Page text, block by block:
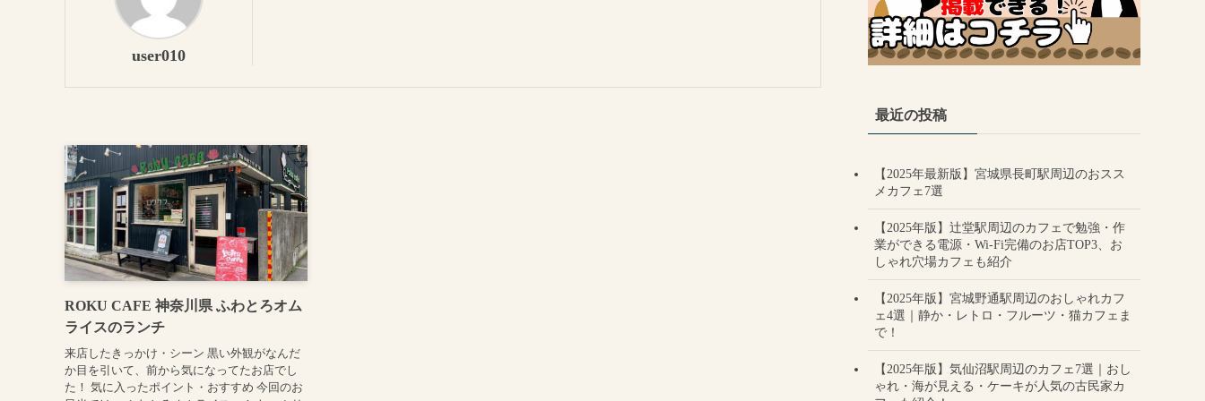
user010
ROKU CAFE 神奈川県 ふわとろオム
ライスのランチ
来店したきっかけ・シーン 黒い外観がなんだ
か目を引いて、前から気になってたお店でし
た！ 気に入ったポイント・おすすめ 今回のお
最近の投稿
【2025年最新版】宮城県長町駅周辺のおスス
メカフェ7選
【2025年版】辻堂駅周辺のカフェで勉強・作
業ができる電源・Wi-Fi完備のお店TOP3、お
しゃれ穴場カフェも紹介
【2025年版】宮城野通駅周辺のおしゃれカフ
ェ4選｜静か・レトロ・フルーツ・猫カフェま
で！
【2025年版】気仙沼駅周辺のカフェ7選｜おし
ゃれ・海が見える・ケーキが人気の古民家カ